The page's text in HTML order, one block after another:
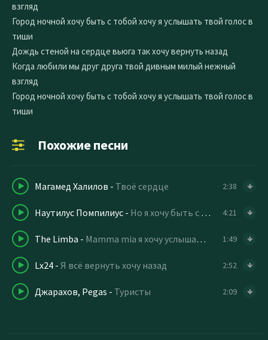
взгляд
Город ночной хочу быть с тобой хочу я услышать твой голос в
тиши
Дождь стеной на сердце вьюга так хочу вернуть назад
Когда любили мы друг друга твой дивным милый нежный
взгляд
Город ночной хочу быть с тобой хочу я услышать твой голос в
тиши
Похожие песни
Магамед Халилов - Твоё сердце 2:38
Наутилус Помпилиус - Но я хочу быть с тобой 4:21
The Limba - Mamma mia я хочу услышать её имя 1:49
Lx24 - Я всё вернуть хочу назад 2:52
Джарахов, Pegas - Туристы 2:09